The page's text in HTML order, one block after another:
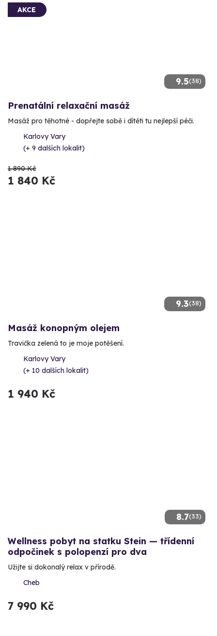
9.5(38)
AKCE
Prenatální relaxační masáž
Masáž pro těhotné - dopřejte sobě i dítěti tu nejlepší péči.
Karlovy Vary
(+ 9 dalších lokalit)
1 890 Kč
1 840 Kč
9.3(38)
Masáž konopným olejem
Travička zelená to je moje potěšení.
Karlovy Vary
(+ 10 dalších lokalit)
1 940 Kč
8.7(33)
Wellness pobyt na statku Stein — třídenní
odpočinek s polopenzí pro dva
Užijte si dokonalý relax v přírodě.
Cheb
7 990 Kč